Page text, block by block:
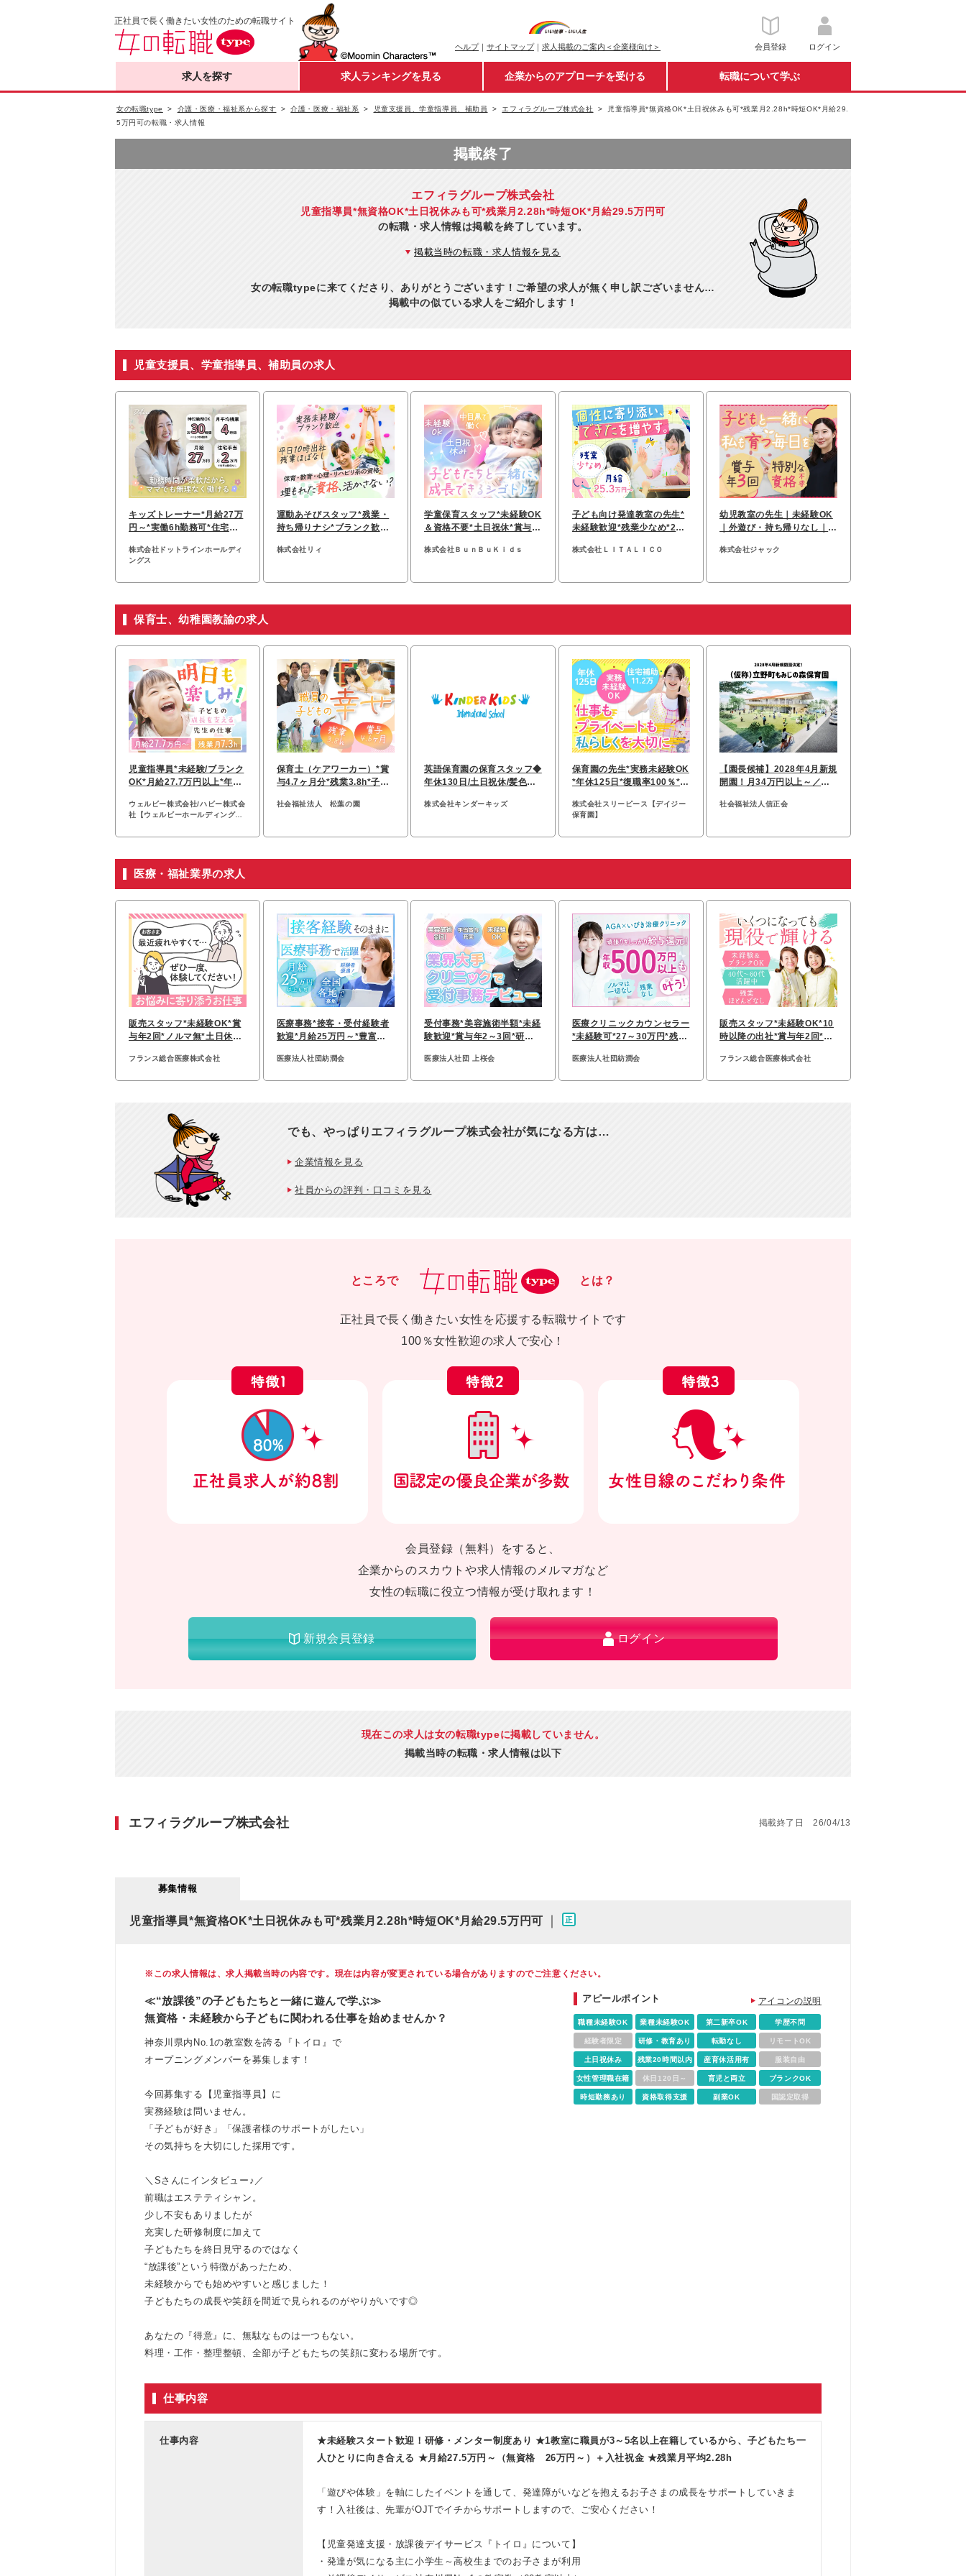
正社員で長く働きたい女性のための転職サイト
ヘルプ｜ サイトマップ｜ 求人掲載のご案内＜企業様向け＞ 会員登録 ログイン
求人を探す 求人ランキングを見る 企業からのアプローチを受ける 転職について学ぶ
女の転職type 介護・医療・福祉系から探す 介護・医療・福祉系 児童支援員、学童指導員、補助員 エフィラグループ株式会社
児童指導員*無資格OK*土日祝休みも可*残業月2.28h*時短OK*月給29.
5万円可の転職・求人情報
掲載終了
エフィラグループ株式会社
児童指導員*無資格OK*土日祝休みも可*残業月2.28h*時短OK*月給29.5万円可
の転職・求人情報は掲載を終了しています。
掲載当時の転職・求人情報を見る
女の転職typeに来てくださり、ありがとうございます！ご希望の求人が無く申し訳ございません…
掲載中の似ている求人をご紹介します！
児童支援員、学童指導員、補助員の求人
キッズトレーナー*月給27万
円～*実働6h勤務可*住宅手
株式会社ドットラインホールディ
ングス
運動あそびスタッフ*残業・
持ち帰りナシ*ブランク歓迎*
株式会社リィ
学童保育スタッフ*未経験OK
＆資格不要*土日祝休*賞与年
株式会社ＢｕｎＢｕＫｉｄｓ
子ども向け発達教室の先生*
未経験歓迎*残業少なめ*20~
株式会社ＬＩＴＡＬＩＣＯ
幼児教室の先生｜未経験OK
｜外遊び・持ち帰りなし｜資
株式会社ジャック
保育士、幼稚園教諭の求人
児童指導員*未経験/ブランク
OK*月給27.7万円以上*年休
ウェルビー株式会社/ハビー株式会
社【ウェルビーホールディングス
保育士（ケアワーカー）*賞
与4.7ヶ月分*残業3.8h*子ど
社会福祉法人 松葉の園
英語保育園の保育スタッフ◆
年休130日/土日祝休/髪色・
株式会社キンダーキッズ
保育園の先生*実務未経験OK
*年休125日*復職率100％*1
株式会社スリーピース【デイジー
保育園】
【園長候補】2028年4月新規
開園！月34万円以上～／賞
社会福祉法人信正会
医療・福祉業界の求人
販売スタッフ*未経験OK*賞
与年2回*ノルマ無*土日休み
フランス総合医療株式会社
医療事務*接客・受付経験者
歓迎*月給25万円～*豊富な
医療法人社団紡潤会
受付事務*美容施術半額*未経
験歓迎*賞与年2～3回*研修
医療法人社団 上桜会
医療クリニックカウンセラー
*未経験可*27～30万円*残業
医療法人社団紡潤会
販売スタッフ*未経験OK*10
時以降の出社*賞与年2回*入
フランス総合医療株式会社
でも、やっぱりエフィラグループ株式会社が気になる方は…
企業情報を見る
社員からの評判・口コミを見る
ところで とは？
正社員で長く働きたい女性を応援する転職サイトです
100％女性歓迎の求人で安心！
会員登録（無料）をすると、
企業からのスカウトや求人情報のメルマガなど
女性の転職に役立つ情報が受け取れます！
新規会員登録 ログイン
現在この求人は女の転職typeに掲載していません。
掲載当時の転職・求人情報は以下
エフィラグループ株式会社 掲載終了日 26/04/13
募集情報
児童指導員*無資格OK*土日祝休みも可*残業月2.28h*時短OK*月給29.5万円可
※この求人情報は、求人掲載当時の内容です。現在は内容が変更されている場合がありますのでご注意ください。
≪“放課後”の子どもたちと一緒に遊んで学ぶ≫
無資格・未経験から子どもに関われる仕事を始めませんか？
神奈川県内No.1の教室数を誇る『トイロ』で
オープニングメンバーを募集します！
今回募集する【児童指導員】に
実務経験は問いません。
「子どもが好き」「保護者様のサポートがしたい」
その気持ちを大切にした採用です。
＼Sさんにインタビュー♪／
前職はエステティシャン。
少し不安もありましたが
充実した研修制度に加えて
子どもたちを終日見守るのではなく
“放課後”という特徴があったため、
未経験からでも始めやすいと感じました！
子どもたちの成長や笑顔を間近で見られるのがやりがいです◎
あなたの『得意』に、無駄なものは一つもない。
料理・工作・整理整頓、全部が子どもたちの笑顔に変わる場所です。
アピールポイント アイコンの説明
職種未経験OK 業種未経験OK 第二新卒OK 学歴不問
経験者限定 研修・教育あり 転勤なし リモートOK
土日祝休み 残業20時間以内 産育休活用有 服装自由
女性管理職在籍 休日120日～ 育児と両立 ブランクOK
時短勤務あり 資格取得支援 副業OK 国認定取得
仕事内容
仕事内容
★未経験スタート歓迎！研修・メンター制度あり ★1教室に職員が3～5名以上在籍しているから、子どもたち一
人ひとりに向き合える ★月給27.5万円～（無資格 26万円～）＋入社祝金 ★残業月平均2.28h
「遊びや体験」を軸にしたイベントを通して、発達障がいなどを抱えるお子さまの成長をサポートしていきま
す！入社後は、先輩がOJTでイチからサポートしますので、ご安心ください！
【児童発達支援・放課後デイサービス『トイロ』について】
・発達が気になる主に小学生～高校生までのお子さまが利用